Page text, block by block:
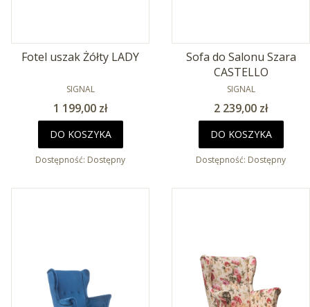
Fotel uszak Żółty LADY
PRODUCENT
SIGNAL
Cena
1 199,00 zł
DO KOSZYKA
Dostępność: Dostępny
Sofa do Salonu Szara
CASTELLO
PRODUCENT
SIGNAL
Cena
2 239,00 zł
DO KOSZYKA
Dostępność: Dostępny